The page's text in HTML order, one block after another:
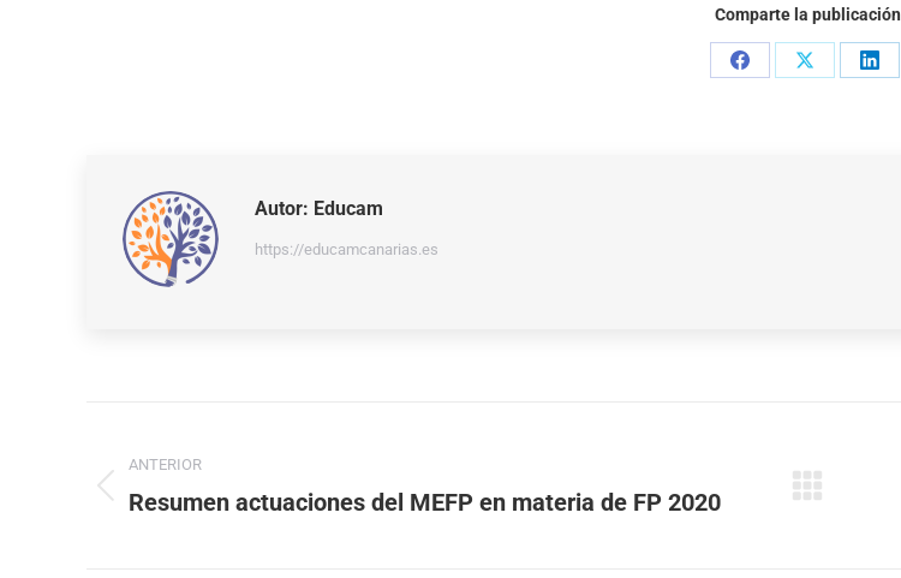
Comparte la publicación
Autor: Educam
https://educamcanarias.es
ANTERIOR
Resumen actuaciones del MEFP en materia de FP 2020